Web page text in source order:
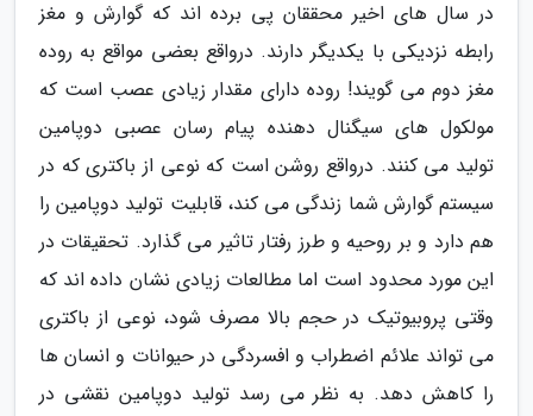
در سال های اخیر محققان پی برده اند که گوارش و مغز
رابطه نزدیکی با یکدیگر دارند. درواقع بعضی مواقع به روده
مغز دوم می گویند! روده دارای مقدار زیادی عصب است که
مولکول های سیگنال دهنده پیام رسان عصبی دوپامین
تولید می کنند. درواقع روشن است که نوعی از باکتری که در
سیستم گوارش شما زندگی می کند، قابلیت تولید دوپامین را
هم دارد و بر روحیه و طرز رفتار تاثیر می گذارد. تحقیقات در
این مورد محدود است اما مطالعات زیادی نشان داده اند که
وقتی پروبیوتیک در حجم بالا مصرف شود، نوعی از باکتری
می تواند علائم اضطراب و افسردگی در حیوانات و انسان ها
را کاهش دهد. به نظر می رسد تولید دوپامین نقشی در